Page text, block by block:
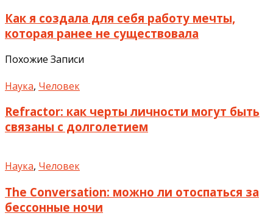
Как я создала для себя работу мечты,
которая ранее не существовала
Похожие Записи
Наука, Человек
Refractor: как черты личности могут быть
связаны с долголетием
Наука, Человек
The Conversation: можно ли отоспаться за
бессонные ночи